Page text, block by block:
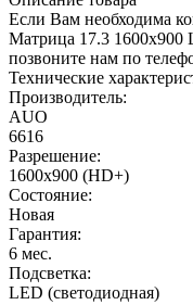
Если Вам необходима
Матрица 17.3
позвоните нам по
Технические
Производитель:
AUO
6616
Разрешение:
1600x900 (HD+)
Состояние:
Новая
Гарантия:
6 мес.
Подсветка:
LED (светодиодная)